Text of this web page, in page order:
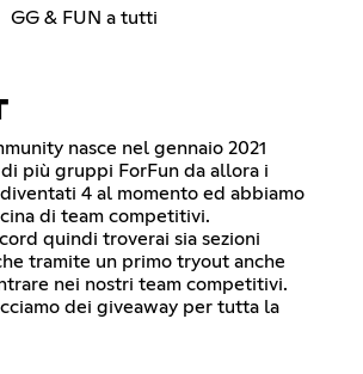
GG & FUN a tutti
nasce nel gennaio 2021
più gruppi ForFun da allora i
4 al momento ed abbiamo
di team competitivi.
quindi troverai sia sezioni
tramite un primo tryout anche
nei nostri team competitivi.
dei giveaway per tutta la